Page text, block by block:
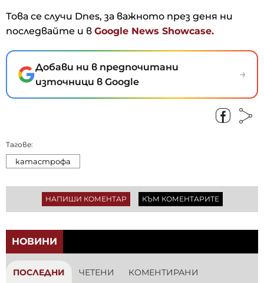
Това се случи Dnes, за важното през деня ни
последвайте и в Google News Showcase.
Добави ни в предпочитани
източници в Google
→
Тагове:
катастрофа
НАПИШИ КОМЕНТАР КЪМ КОМЕНТАРИТЕ
НОВИНИ
ПОСЛЕДНИ ЧЕТЕНИ КОМЕНТИРАНИ